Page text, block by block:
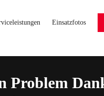
Einsatzfotos
Problem